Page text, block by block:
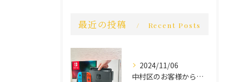
最近の投稿 Recent Posts
2024/11/06
中村区のお客様から買取させていただきました。